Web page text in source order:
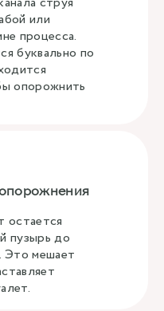
или
процесса.
буквально по
опорожнить
остается
пузырь до
Это мешает